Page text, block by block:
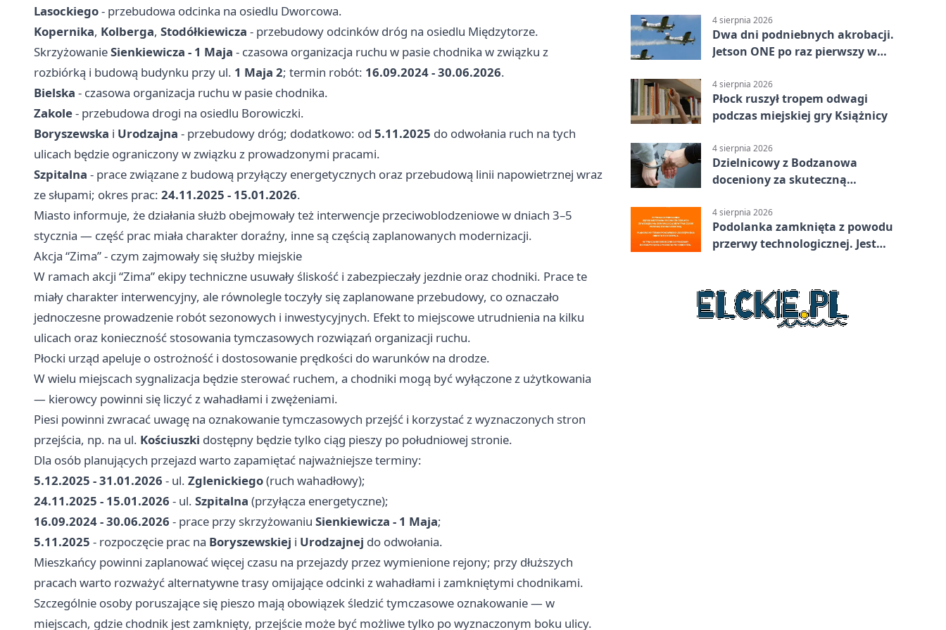
Lasockiego- przebudowa odcinka na osiedlu Dworcowa.
Kopernika, Kolberga, Stodółkiewicza - przebudowy odcinków dróg na osiedlu Międzytorze.
SkrzyżowanieSienkiewicza - 1 Maja - czasowa organizacja ruchu w pasie chodnika w związku z
rozbiórką i budową budynku przy ul. 1 Maja 2; termin robót: 16.09.2024 - 30.06.2026.
Bielska - czasowa organizacja ruchu w pasie chodnika.
Zakole- przebudowa drogi na osiedlu Borowiczki.
Boryszewska i Urodzajna - przebudowy dróg; dodatkowo: od 5.11.2025 do odwołania ruch na tych
ulicach będzie ograniczony w związku z prowadzonymi pracami.
Szpitalna - prace związane z budową przyłączy energetycznych oraz przebudową linii napowietrznej wraz
ze słupami; okres prac: 24.11.2025 - 15.01.2026.
Miasto informuje, że działania służb obejmowały też interwencje przeciwoblodzeniowe w dniach 3–5
stycznia — część prac miała charakter doraźny, inne są częścią zaplanowanych modernizacji.
Akcja “Zima” - czym zajmowały się służby miejskie
W ramach akcji “Zima” ekipy techniczne usuwały śliskość i zabezpieczały jezdnie oraz chodniki. Prace te
miały charakter interwencyjny, ale równolegle toczyły się zaplanowane przebudowy, co oznaczało
jednoczesne prowadzenie robót sezonowych i inwestycyjnych. Efekt to miejscowe utrudnienia na kilku
ulicach oraz konieczność stosowania tymczasowych rozwiązań organizacji ruchu.
Płocki urząd apeluje o ostrożność i dostosowanie prędkości do warunków na drodze.
W wielu miejscach sygnalizacja będzie sterować ruchem, a chodniki mogą być wyłączone z użytkowania
— kierowcy powinni się liczyć z wahadłami i zwężeniami.
Piesi powinni zwracać uwagę na oznakowanie tymczasowych przejść i korzystać z wyznaczonych stron
przejścia, np. na ul. Kościuszki dostępny będzie tylko ciąg pieszy po południowej stronie.
Dla osób planujących przejazd warto zapamiętać najważniejsze terminy:
5.12.2025 - 31.01.2026 - ul. Zglenickiego(ruch wahadłowy);
24.11.2025 - 15.01.2026 - ul. Szpitalna (przyłącza energetyczne);
16.09.2024 - 30.06.2026 - prace przy skrzyżowaniu Sienkiewicza - 1 Maja;
5.11.2025 - rozpoczęcie prac na Boryszewskiej i Urodzajnej do odwołania.
Mieszkańcy powinni zaplanować więcej czasu na przejazdy przez wymienione rejony; przy dłuższych
pracach warto rozważyć alternatywne trasy omijające odcinki z wahadłami i zamkniętymi chodnikami.
Szczególnie osoby poruszające się pieszo mają obowiązek śledzić tymczasowe oznakowanie — w
miejscach, gdzie chodnik jest zamknięty, przejście może być możliwe tylko po wyznaczonym boku ulicy.
4 sierpnia 2026
Dwa dni podniebnych akrobacji.
Jetson ONE po raz pierwszy w
4 sierpnia 2026
Płock ruszył tropem odwagi
podczas miejskiej gry Książnicy
4 sierpnia 2026
Dzielnicowy z Bodzanowa
doceniony za skuteczną
4 sierpnia 2026
Podolanka zamknięta z powodu
przerwy technologicznej. Jest